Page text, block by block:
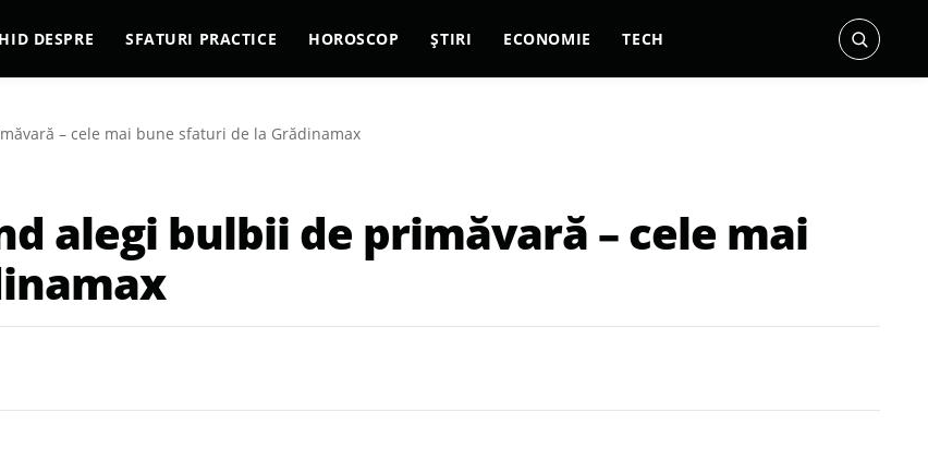
DESPRE SFATURI PRACTICE HOROSCOP ȘTIRI ECONOMIE TECH
– cele mai bune sfaturi de la Grădinamax
alegi bulbii de primăvară – cele mai